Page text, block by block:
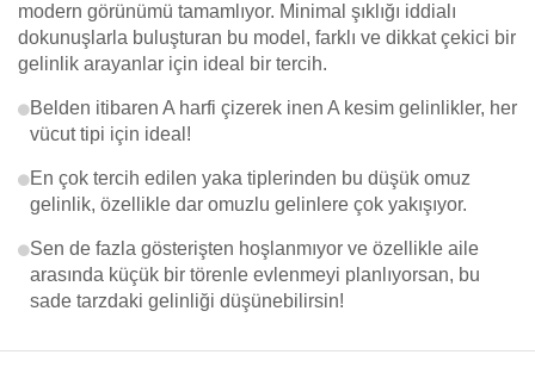
modern görünümü tamamlıyor. Minimal şıklığı iddialı
dokunuşlarla buluşturan bu model, farklı ve dikkat çekici bir
gelinlik arayanlar için ideal bir tercih.
Belden itibaren A harfi çizerek inen A kesim gelinlikler, her
vücut tipi için ideal!
En çok tercih edilen yaka tiplerinden bu düşük omuz
gelinlik, özellikle dar omuzlu gelinlere çok yakışıyor.
Sen de fazla gösterişten hoşlanmıyor ve özellikle aile
arasında küçük bir törenle evlenmeyi planlıyorsan, bu
sade tarzdaki gelinliği düşünebilirsin!